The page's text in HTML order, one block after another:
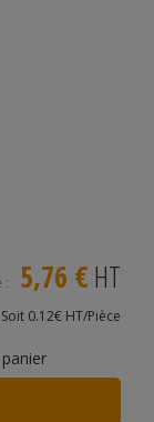
: 5,76 € HT
Soit 0.12€ HT/Pièce